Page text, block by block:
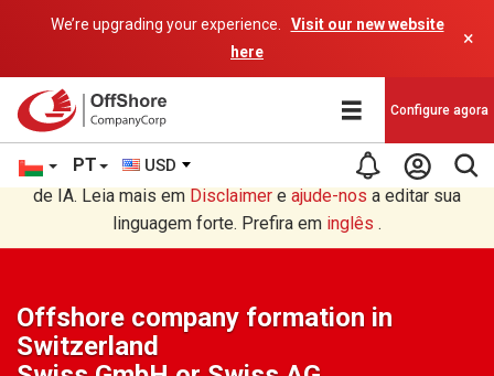
We’re upgrading your experience.
Visit our new website
here
×
PT USD
Configure agora
Você está lendo em Português tradução por um programa
de IA. Leia mais em Disclaimer e ajude-nos a editar sua
linguagem forte. Prefira em inglês .
Offshore company formation in
Switzerland